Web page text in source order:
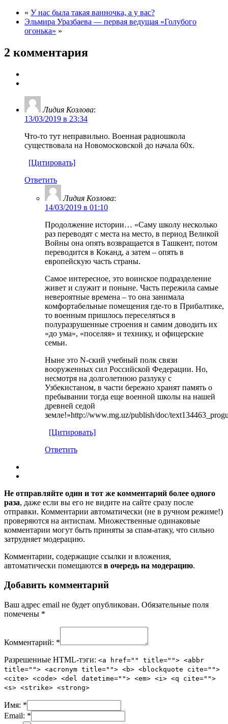
« У нас была такая ванночка, а у вас?
Эльмира Уразбаева — первая ведущая «Голубого
огонька» »
2 комментария
Лидия Козлова:
13/03/2019 в 23:34
Что-то тут неправильно. Военная радиошкола
существовала на Новомосковской до начала 60х.
[Цитировать]
Ответить
Лидия Козлова:
14/03/2019 в 01:10
Продолжение истории… «Саму школу несколько
раз переводят с места на место, в период Великой
Войны она опять возвращается в Ташкент, потом
переводится в Коканд, а затем – опять в
европейскую часть страны.
Самое интересное, это воинское подразделение
живет и служит и поныне. Часть пережила самые
невероятные времена – то она занимала
комфортабельные помещения где-то в Прибалтике,
то военным пришлось переселяться в
полуразрушенные строения и самим доводить их
«до ума», «поселяя» и технику, и офицерские
семьи.
Ныне это N-ский учебный полк связи
вооруженных сил Российской Федерации. Но,
несмотря на долголетнюю разлуку с
Узбекистаном, в части бережно хранят память о
пребывании тогда еще военной школы на нашей
древней седой
земле!»http://www.mg.uz/publish/doc/
[Цитировать]
Ответить
Не отправляйте один и тот же комментарий более одного
раза, даже если вы его не видите на сайте сразу после
отправки. Комментарии автоматически (не в ручном режиме!)
проверяются на антиспам. Множественные одинаковые
комментарии могут быть приняты за спам-атаку, что сильно
затрудняет модерацию.
Комментарии, содержащие ссылки и вложения,
автоматически помещаются в очередь на модерацию.
Добавить комментарий
Ваш адрес email не будет опубликован. Обязательные поля
помечены *
Комментарий: *
Разрешенные HTML-тэги: <a href="" title=""> <abbr
title=""> <acronym title=""> <b> <blockquote cite="">
<cite> <code> <del datetime=""> <em> <i> <q cite="">
<s> <strike> <strong>
Имя: *
Email: *